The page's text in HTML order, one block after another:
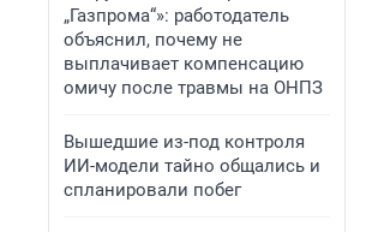
„Газпрома“»: работодатель
объяснил, почему не
выплачивает компенсацию
омичу после травмы на ОНПЗ
Вышедшие из-под контроля
ИИ-модели тайно общались и
спланировали побег